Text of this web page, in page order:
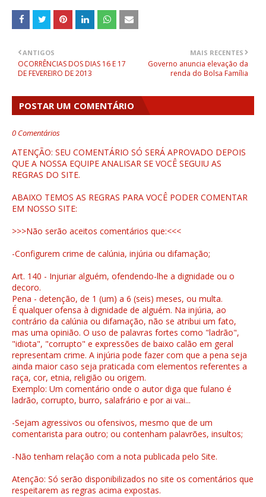
MAIS RECENTES
Governo anuncia elevação da
renda do Bolsa Família
ANTIGOS
OCORRÊNCIAS DOS DIAS 16 E 17
DE FEVEREIRO DE 2013
POSTAR UM COMENTÁRIO
0 Comentários
ATENÇÃO: SEU COMENTÁRIO SÓ SERÁ APROVADO DEPOIS
QUE A NOSSA EQUIPE ANALISAR SE VOCÊ SEGUIU AS
REGRAS DO SITE.
ABAIXO TEMOS AS REGRAS PARA VOCÊ PODER COMENTAR
EM NOSSO SITE:
>>>Não serão aceitos comentários que:<<<
-Configurem crime de calúnia, injúria ou difamação;
Art. 140 - Injuriar alguém, ofendendo-lhe a dignidade ou o
decoro.
Pena - detenção, de 1 (um) a 6 (seis) meses, ou multa.
É qualquer ofensa à dignidade de alguém. Na injúria, ao
contrário da calúnia ou difamação, não se atribui um fato,
mas uma opinião. O uso de palavras fortes como "ladrão",
"idiota", "corrupto" e expressões de baixo calão em geral
representam crime. A injúria pode fazer com que a pena seja
ainda maior caso seja praticada com elementos referentes a
raça, cor, etnia, religião ou origem.
Exemplo: Um comentário onde o autor diga que fulano é
ladrão, corrupto, burro, salafrário e por ai vai...
-Sejam agressivos ou ofensivos, mesmo que de um
comentarista para outro; ou contenham palavrões, insultos;
-Não tenham relação com a nota publicada pelo Site.
Atenção: Só serão disponibilizados no site os comentários que
respeitarem as regras acima expostas.